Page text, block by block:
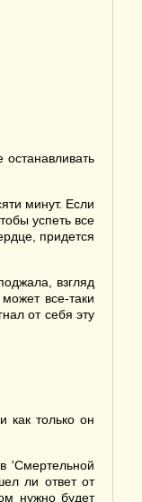
минут. Если
успеть все
придется
взгляд
все-таки
от себя эту
как только он
'Смертельной
ли ответ от
нужно будет